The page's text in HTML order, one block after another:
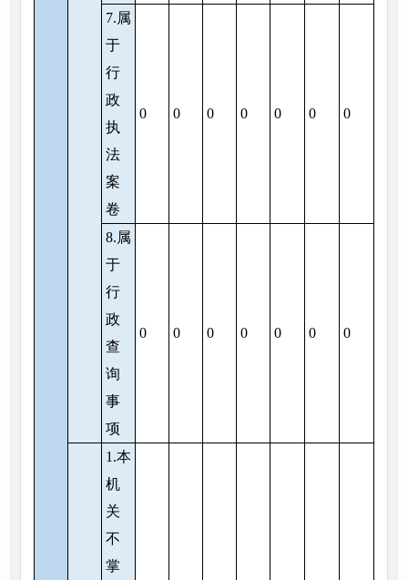
7.属
于
行
政
执
法
案
卷
0 0 0 0 0 0 0
8.属
于
行
政
查
询
事
项
0 0 0 0 0 0 0
1.本
机
关
不
掌